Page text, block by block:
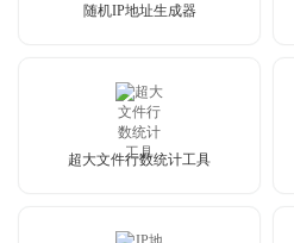
随机IP地址生成器
超大文件行数统计工具